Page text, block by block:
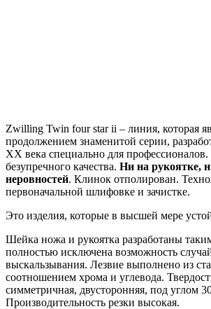
Zwilling Twin four star ii – линия, которая
продолжением знаменитой серии,
ХХ века специально для
безупречного качества. Ни на рукоятке,
неровностей. Клинок отполирован.
первоначальной шлифовке и зачистке.
Это изделия, которые в высшей мере
Шейка ножа и рукоятка разработаны
полностью исключена возможность
выскальзывания. Лезвие выполнено из
соотношением хрома и углевода.
симметричная, двусторонняя, под углом
Производительность резки высокая.